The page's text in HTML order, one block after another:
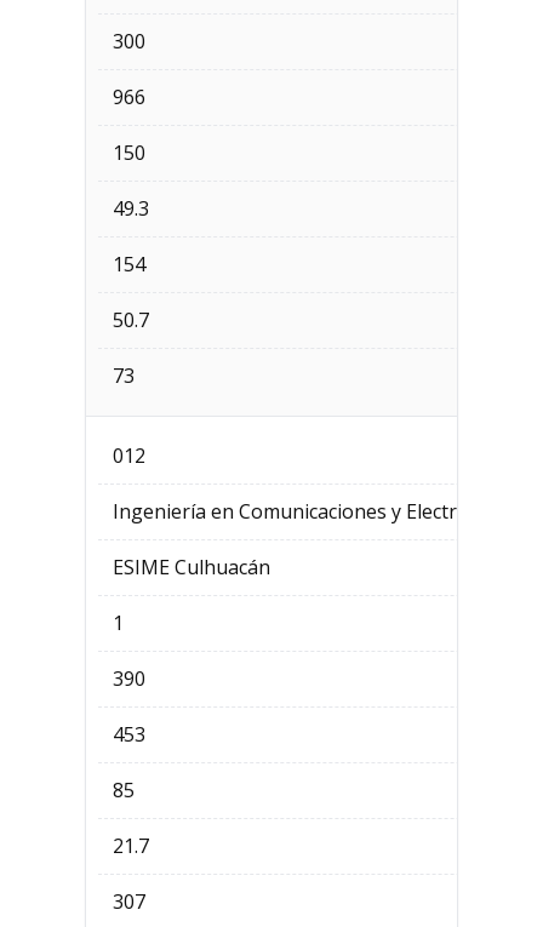
300
966
150
49.3
154
50.7
73
012
Ingeniería en Comunicaciones y Electrónica
ESIME Culhuacán
1
390
453
85
21.7
307